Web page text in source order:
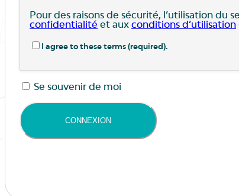
Pour des raisons de sécurité, l’utilisation du
confidentialité et aux conditions d’utilisation
I agree to these terms (required).
Se souvenir de moi